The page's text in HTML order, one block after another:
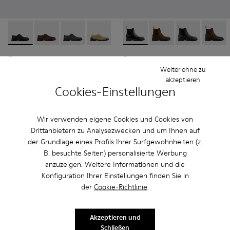
Cookies-Einstellungen
Wir verwenden eigene Cookies und Cookies von
Drittanbietern zu Analysezwecken und um Ihnen auf
der Grundlage eines Profils Ihrer Surfgewohnheiten (z.
B. besuchte Seiten) personalisierte Werbung
anzuzeigen. Weitere Informationen und die
Konfiguration Ihrer Einstellungen finden Sie in
der Cookie-Richtlinie.
Weiter ohne zu
akzeptieren
Akzeptieren und
Schließen
Pix - K101076-001 - Schwarze Lederschuhe für Herren.
Pix - K101076-010 - Braune Lederschuhe für Herren.
Pix - K101076-008 - Graue Lederschuhe für
Pix - K101076-006
Pix - K101076-005 - Braune
Pix - K101076-003
Pix
Hinzufügen
Dean - K300492-001 -
Dean - K300492-007
Dean - Dean
Dean
Hinzufügen